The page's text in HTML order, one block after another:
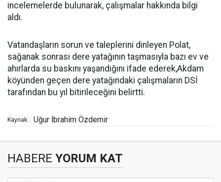
incelemelerde bulunarak, çalışmalar hakkında bilgi
aldı.
Vatandaşların sorun ve taleplerini dinleyen Polat,
sağanak sonrası dere yatağının taşmasıyla bazı ev ve
ahırlarda su baskını yaşandığını ifade ederek,Akdam
köyünden geçen dere yatağındaki çalışmaların DSİ
tarafından bu yıl bitirileceğini belirtti.
Kaynak: Uğur İbrahim Özdemir
HABERE YORUM KAT